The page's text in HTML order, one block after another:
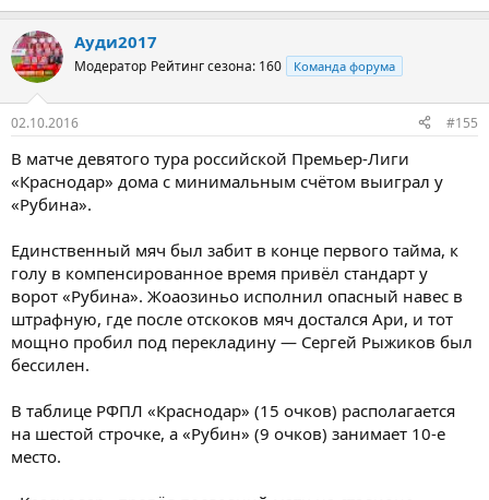
Ауди2017
Модератор Рейтинг сезона: 160 Команда форума
02.10.2016 #155
В матче девятого тура российской Премьер-Лиги
«Краснодар» дома с минимальным счётом выиграл у
«Рубина».
Единственный мяч был забит в конце первого тайма, к
голу в компенсированное время привёл стандарт у
ворот «Рубина». Жоаозиньо исполнил опасный навес в
штрафную, где после отскоков мяч достался Ари, и тот
мощно пробил под перекладину — Сергей Рыжиков был
бессилен.
В таблице РФПЛ «Краснодар» (15 очков) располагается
на шестой строчке, а «Рубин» (9 очков) занимает 10-е
место.